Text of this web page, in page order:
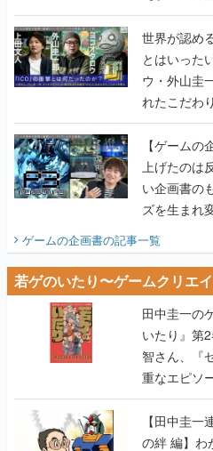
ウ・外山圭
れたこだわ
画書】
【ゲームの
上げたのは
い企画書の
ズを生まれ
ビュー】
ゲームの企画書の記事一覧
若ゲのいたり〜ゲームクリエ
田中圭一の
いたり』第
智さん、『
重なエピソ
【田中圭一
の絆 編】わ
ズを満たす
ゲームク
【若ゲのい